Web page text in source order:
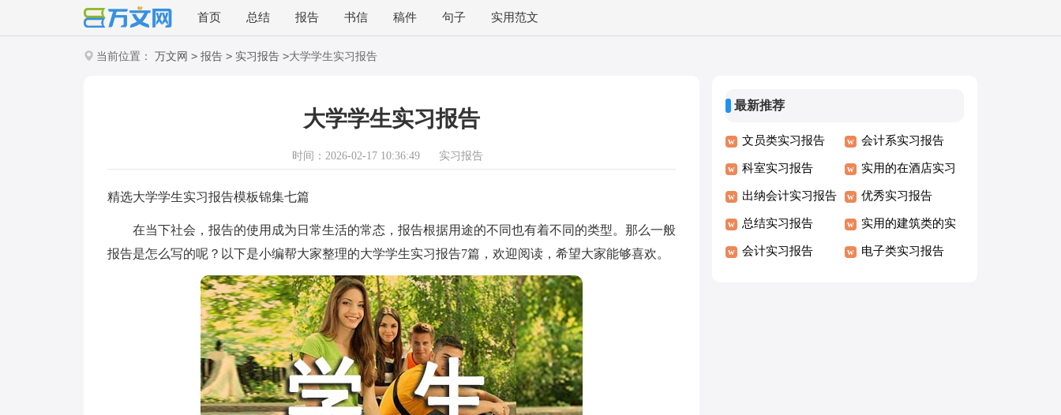
首页 总结 报告 书信 稿件 句子 实用范文
当前位置： 万文网 > 报告 > 实习报告 >大学学生实习报告
大学学生实习报告
时间：2026-02-17 10:36:49 实习报告
精选大学学生实习报告模板锦集七篇
在当下社会，报告的使用成为日常生活的常态，报告根据用途的不同也有着不同的类型。那么一般
报告是怎么写的呢？以下是小编帮大家整理的大学学生实习报告7篇，欢迎阅读，希望大家能够喜欢。
最新推荐
文员类实习报告 会计系实习报告
科室实习报告 实用的在酒店实习
报告
出纳会计实习报告 优秀实习报告
总结实习报告 实用的建筑类的实
习报告
会计实习报告 电子类实习报告